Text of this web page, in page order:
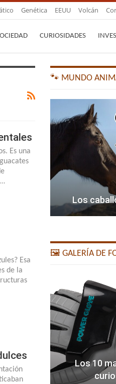
Genética EEUU Volcán
CURIOSIDADES
Es una
Esa
de la
🐾 MUNDO
Los
🖼️ GALERÍA DE
Los 10